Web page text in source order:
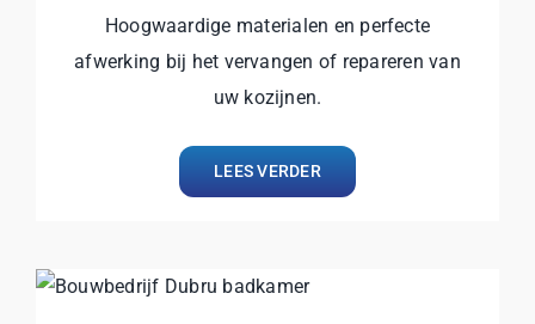
Hoogwaardige materialen en perfecte
afwerking bij het vervangen of repareren van
uw kozijnen.
LEES VERDER